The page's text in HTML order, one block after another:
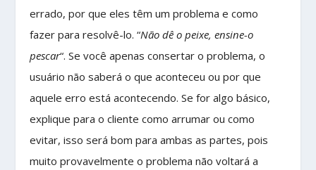
errado, por que eles têm um problema e como
fazer para resolvê-lo. “Não dê o peixe, ensine-o
pescar“. Se você apenas consertar o problema, o
usuário não saberá o que aconteceu ou por que
aquele erro está acontecendo. Se for algo básico,
explique para o cliente como arrumar ou como
evitar, isso será bom para ambas as partes, pois
muito provavelmente o problema não voltará a